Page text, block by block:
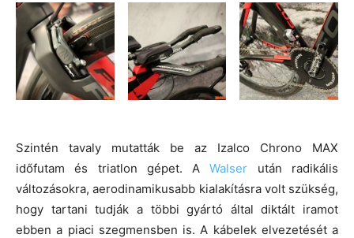
Szintén tavaly mutatták be az Izalco Chrono MAX
időfutam és triatlon gépet. AWalser után radikális
változásokra, aerodinamikusabb kialakításra volt szükség,
hogy tartani tudják a többi gyártó által diktált iramot
ebben a piaci szegmensben is. A kábelek elvezetését a